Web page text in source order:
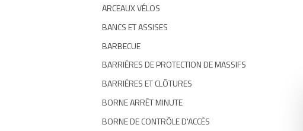
Boite à outils
Contacts
Tous les mobiliers urbains
ARCEAUX VÉLOS
BANCS ET ASSISES
BARBECUE
BARRIÈRES DE PROTECTION DE MASSIFS
BARRIÈRES ET CLÔTURES
BORNE ARRÊT MINUTE
BORNE DE CONTRÔLE D'ACCÈS